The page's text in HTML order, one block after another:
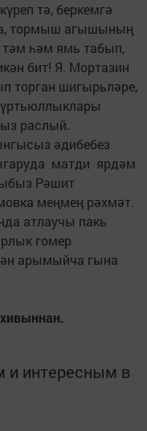
тә, беркемгә
тормыш агышының
һәм ямь табып,
бит! Я. Мортазин
торган шигырьләре,
раслый.
әдибебез
матди ярдәм
Рәшит
меңмең рәхмәт.
атлаучы пакь
гомер
арымыйча гына
интересным в